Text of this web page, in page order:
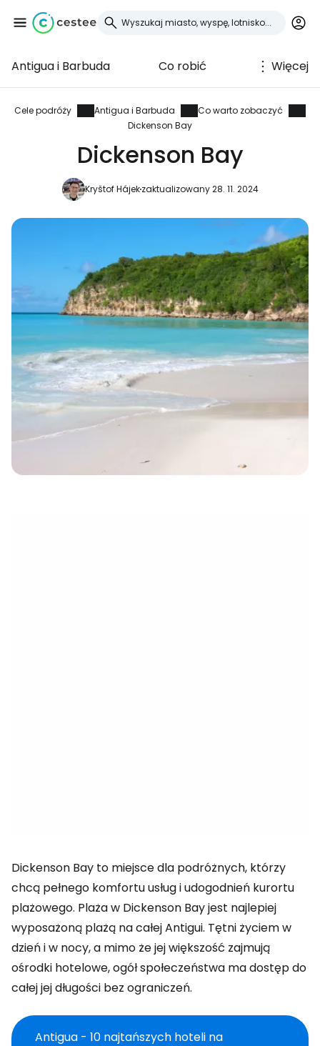
Antigua i Barbuda Co robić Więcej
Cele podróży Antigua i Barbuda
Co warto zobaczyć
Dickenson Bay
Dickenson Bay
Kryštof Hájekzaktualizowany 28. 11. 2024
Dickenson Bay to miejsce dla podróżnych, którzy
chcą pełnego komfortu usług i udogodnień kurortu
plażowego. Plaża w Dickenson Bay jest najlepiej
wyposażoną plażą na całej Antigui. Tętni życiem w
dzień i w nocy, a mimo że jej większość zajmują
ośrodki hotelowe, ogół społeczeństwa ma dostęp do
całej jej długości bez ograniczeń.
Antigua - 10 najtańszych hoteli na
Zaloguj się do
Cestee
... światowej społeczności podróżniczej
Kontynuuj z Google
Kontynuuj z Facebookiem
Kontynuuj z e-mailem